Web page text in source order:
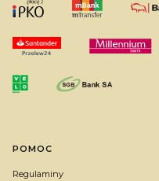
Linki w stopce
POMOC
Regulaminy